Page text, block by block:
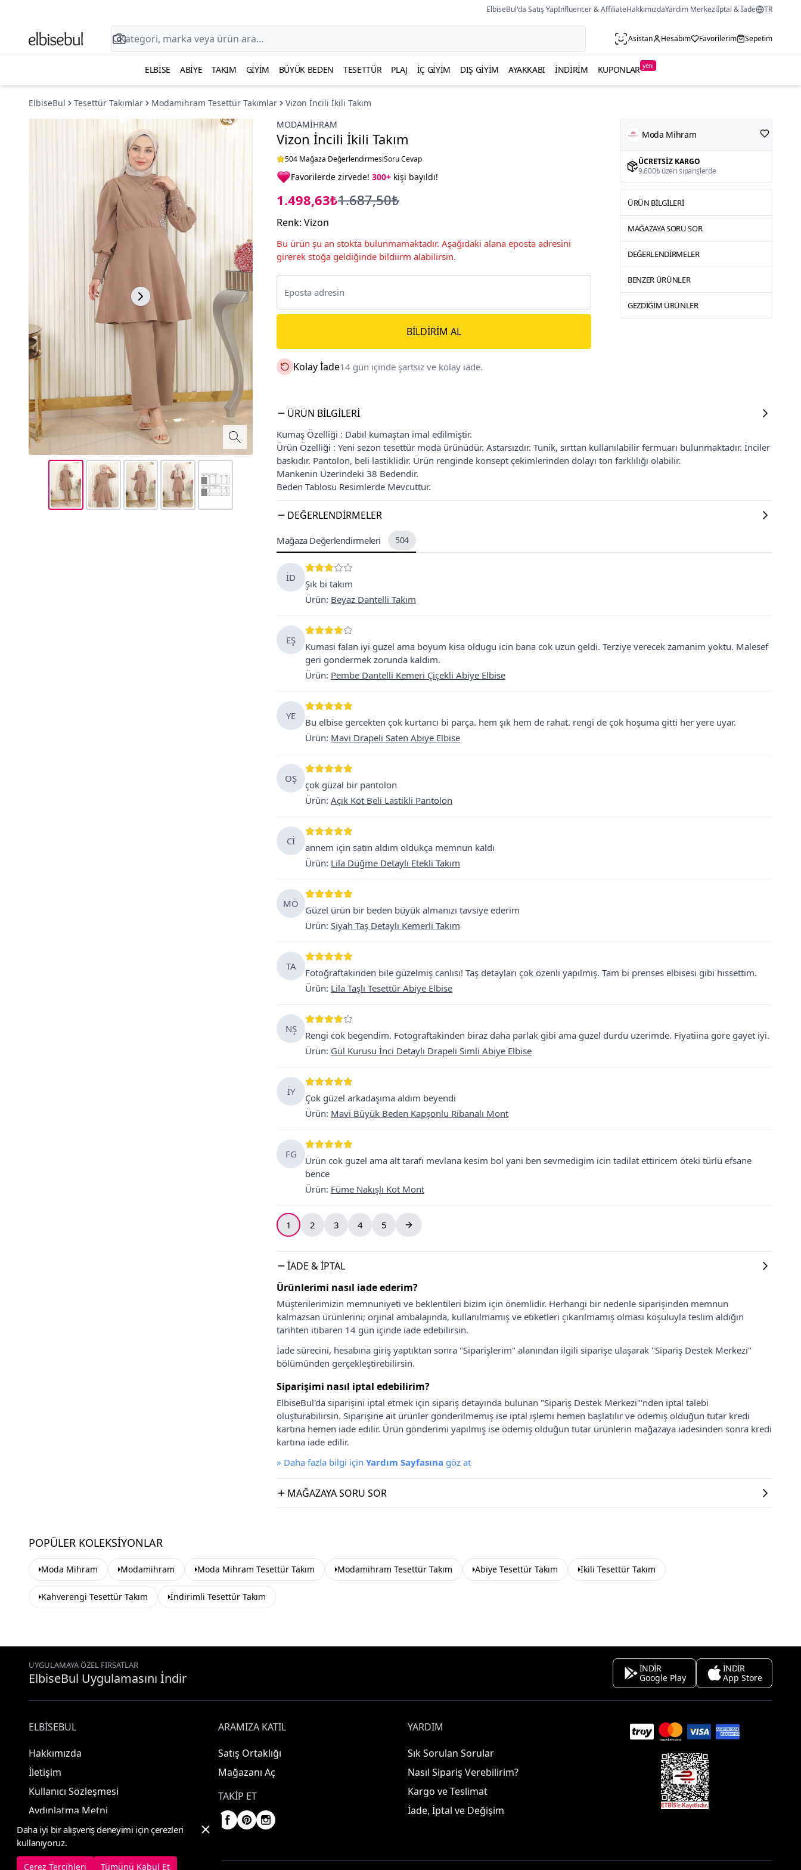
ElbiseBul'da Satış YapInfluencer & AffiliateHakkımızdaYardım Merkeziİptal & İade TR
Asistan Hesabım Favorilerim Sepetim
ELBISE ABIYE TAKIM GIYIM BÜYÜK BEDEN TESETTÜR PLAJ İÇ GIYIM DIŞ GIYIM AYAKKABI İNDIRIM KUPONLAR yeni
ElbiseBul Tesettür Takımlar Modamihram Tesettür Takımlar
Vizon İncili İkili Takım
MODAMIHRAM
Vizon İncili İkili Takım
504 Mağaza DeğerlendirmesiSoru Cevap
Favorilerde zirvede! 300+ kişi bayıldı!
1.498,63₺1.687,50₺
Renk: Vizon
Bu ürün şu an stokta bulunmamaktadır. Aşağıdaki alana eposta adresini
girerek stoğa geldiğinde bildiirm alabilirsin.
BILDIRIM AL
Kolay İade14 gün içinde şartsız ve kolay iade.
Moda Mihram
ÜCRETSIZ KARGO
9.600₺ üzeri siparişlerde
ÜRÜN BILGILERI
MAĞAZAYA SORU SOR
DEĞERLENDIRMELER
BENZER ÜRÜNLER
GEZDIĞIM ÜRÜNLER
ÜRÜN BILGILERI
Kumaş Özelliği : Dabıl kumaştan imal edilmiştir.
Ürün Özelliği : Yeni sezon tesettür moda ürünüdür. Astarsızdır. Tunik, sırttan kullanılabilir fermuarı bulunmaktadır. İnciler
baskıdır. Pantolon, beli lastiklidir. Ürün renginde konsept çekimlerinden dolayı ton farklılığı olabilir.
Mankenin Üzerindeki 38 Bedendir.
Beden Tablosu Resimlerde Mevcuttur.
DEĞERLENDIRMELER
Mağaza Değerlendirmeleri 504
İD
Şık bi takım
Ürün: Beyaz Dantelli Takım
EŞ
Kumasi falan iyi guzel ama boyum kisa oldugu icin bana cok uzun geldi. Terziye verecek zamanim yoktu. Malesef
geri gondermek zorunda kaldim.
Ürün: Pembe Dantelli Kemeri Çiçekli Abiye Elbise
YE
Bu elbise gercekten çok kurtarıcı bi parça. hem şık hem de rahat. rengi de çok hoşuma gitti her yere uyar.
Ürün: Mavi Drapeli Saten Abiye Elbise
OŞ
çok güzal bir pantolon
Ürün: Açık Kot Beli Lastikli Pantolon
Cİ
annem için satın aldım oldukça memnun kaldı
Ürün: Lila Düğme Detaylı Etekli Takım
MÖ
Güzel ürün bir beden büyük almanızı tavsiye ederim
Ürün: Siyah Taş Detaylı Kemerli Takım
TA
Fotoğraftakinden bile güzelmiş canlısı! Taş detayları çok özenli yapılmış. Tam bi prenses elbisesi gibi hissettim.
Ürün: Lila Taşlı Tesettür Abiye Elbise
NŞ
Rengi cok begendim. Fotograftakinden biraz daha parlak gibi ama guzel durdu uzerimde. Fiyatiina gore gayet iyi.
Ürün: Gül Kurusu İnci Detaylı Drapeli Simli Abiye Elbise
İY
Çok güzel arkadaşıma aldım beyendi
Ürün: Mavi Büyük Beden Kapşonlu Ribanalı Mont
FG
Ürün cok guzel ama alt tarafı mevlana kesim bol yani ben sevmedigim icin tadilat ettiricem öteki türlü efsane
bence
Ürün: Füme Nakışlı Kot Mont
1 2 3 4 5
İADE & İPTAL
Ürünlerimi nasıl iade ederim?
Müşterilerimizin memnuniyeti ve beklentileri bizim için önemlidir. Herhangi bir nedenle siparişinden memnun
kalmazsan ürünlerini; orjinal ambalajında, kullanılmamış ve etiketleri çıkarılmamış olması koşuluyla teslim aldığın
tarihten itibaren 14 gün içinde iade edebilirsin.
İade sürecini, hesabına giriş yaptıktan sonra "Siparişlerim" alanından ilgili siparişe ulaşarak "Sipariş Destek Merkezi"
bölümünden gerçekleştirebilirsin.
Siparişimi nasıl iptal edebilirim?
ElbiseBul'da siparişini iptal etmek için sipariş detayında bulunan "Sipariş Destek Merkezi"'nden iptal talebi
oluşturabilirsin. Siparişine ait ürünler gönderilmemiş ise iptal işlemi hemen başlatılır ve ödemiş olduğun tutar kredi
kartına hemen iade edilir. Ürün gönderimi yapılmış ise ödemiş olduğun tutar ürünlerin mağazaya iadesinden sonra kredi
kartına iade edilir.
» Daha fazla bilgi için Yardım Sayfasına göz at
MAĞAZAYA SORU SOR
POPÜLER KOLEKSIYONLAR
Moda Mihram Modamihram Moda Mihram Tesettür Takım Modamihram Tesettür Takım Abiye Tesettür Takım İkili Tesettür Takım
Kahverengi Tesettür Takım İndirimli Tesettür Takım
UYGULAMAYA ÖZEL FIRSATLAR
ElbiseBul Uygulamasını İndir
İNDİR
Google Play
İNDİR
App Store
ELBISEBUL
Hakkımızda
İletişim
Kullanıcı Sözleşmesi
Aydınlatma Metni
ARAMIZA KATIL
Satış Ortaklığı
Mağazanı Aç
TAKIP ET
YARDIM
Sık Sorulan Sorular
Nasıl Sipariş Verebilirim?
Kargo ve Teslimat
İade, İptal ve Değişim
Daha iyi bir alışveriş deneyimi için çerezleri
kullanıyoruz.
Çerez Tercihleri Tümünü Kabul Et